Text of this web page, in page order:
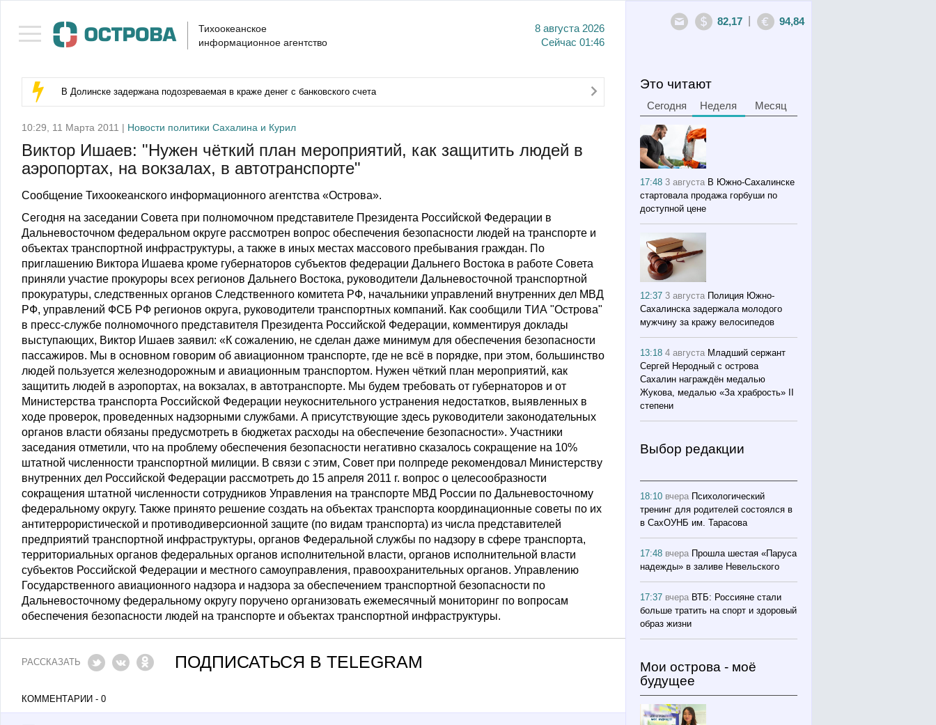
Тихоокеанское
информационное агентство
8 августа 2026
Сейчас 01:46
82,17 94,84
В Долинске задержана подозреваемая в краже денег с банковского счета
10:29, 11 Марта 2011 | Новости политики Сахалина и Курил
Виктор Ишаев: "Нужен чёткий план мероприятий, как защитить людей в
аэропортах, на вокзалах, в автотранспорте"
Сообщение Тихоокеанского информационного агентства «Острова».
Сегодня на заседании Совета при полномочном представителе Президента Российской Федерации в
Дальневосточном федеральном округе рассмотрен вопрос обеспечения безопасности людей на транспорте и
объектах транспортной инфраструктуры, а также в иных местах массового пребывания граждан. По
приглашению Виктора Ишаева кроме губернаторов субъектов федерации Дальнего Востока в работе Совета
приняли участие прокуроры всех регионов Дальнего Востока, руководители Дальневосточной транспортной
прокуратуры, следственных органов Следственного комитета РФ, начальники управлений внутренних дел МВД
РФ, управлений ФСБ РФ регионов округа, руководители транспортных компаний. Как сообщили ТИА "Острова"
в пресс-службе полномочного представителя Президента Российской Федерации, комментируя доклады
выступающих, Виктор Ишаев заявил: «К сожалению, не сделан даже минимум для обеспечения безопасности
пассажиров. Мы в основном говорим об авиационном транспорте, где не всё в порядке, при этом, большинство
людей пользуется железнодорожным и авиационным транспортом. Нужен чёткий план мероприятий, как
защитить людей в аэропортах, на вокзалах, в автотранспорте. Мы будем требовать от губернаторов и от
Министерства транспорта Российской Федерации неукоснительного устранения недостатков, выявленных в
ходе проверок, проведенных надзорными службами. А присутствующие здесь руководители законодательных
органов власти обязаны предусмотреть в бюджетах расходы на обеспечение безопасности». Участники
заседания отметили, что на проблему обеспечения безопасности негативно сказалось сокращение на 10%
штатной численности транспортной милиции. В связи с этим, Совет при полпреде рекомендовал Министерству
внутренних дел Российской Федерации рассмотреть до 15 апреля 2011 г. вопрос о целесообразности
сокращения штатной численности сотрудников Управления на транспорте МВД России по Дальневосточному
федеральному округу. Также принято решение создать на объектах транспорта координационные советы по их
антитеррористической и противодиверсионной защите (по видам транспорта) из числа представителей
предприятий транспортной инфраструктуры, органов Федеральной службы по надзору в сфере транспорта,
территориальных органов федеральных органов исполнительной власти, органов исполнительной власти
субъектов Российской Федерации и местного самоуправления, правоохранительных органов. Управлению
Государственного авиационного надзора и надзора за обеспечением транспортной безопасности по
Дальневосточному федеральному округу поручено организовать ежемесячный мониторинг по вопросам
обеспечения безопасности людей на транспорте и объектах транспортной инфраструктуры.
РАССКАЗАТЬ ПОДПИСАТЬСЯ В TELEGRAM
КОММЕНТАРИИ - 0
Это читают
Сегодня Неделя Месяц
17:483 августа В Южно-Сахалинске
стартовала продажа горбуши по
доступной цене
12:373 августа Полиция Южно-
Сахалинска задержала молодого
мужчину за кражу велосипедов
13:184 августа Младший сержант
Сергей Неродный с острова
Сахалин награждён медалью
Жукова, медалью «За храбрость» II
степени
Выбор редакции
18:10 вчера Психологический
тренинг для родителей состоялся в
в СахОУНБ им. Тарасова
17:48 вчера Прошла шестая «Паруса
надежды» в заливе Невельского
17:37 вчера ВТБ: Россияне стали
больше тратить на спорт и здоровый
образ жизни
Мои острова - моё
будущее